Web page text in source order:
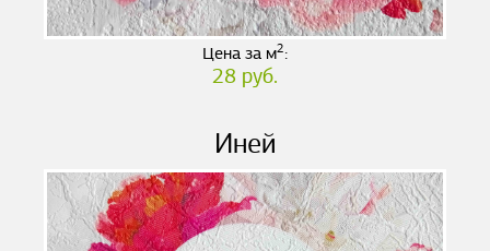
Цена за м2:
28 руб.
Иней